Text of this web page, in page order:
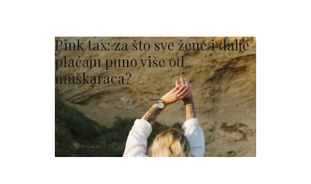
Pink tax: za što sve žene i dalje
plaćaju puno više od
muškaraca?